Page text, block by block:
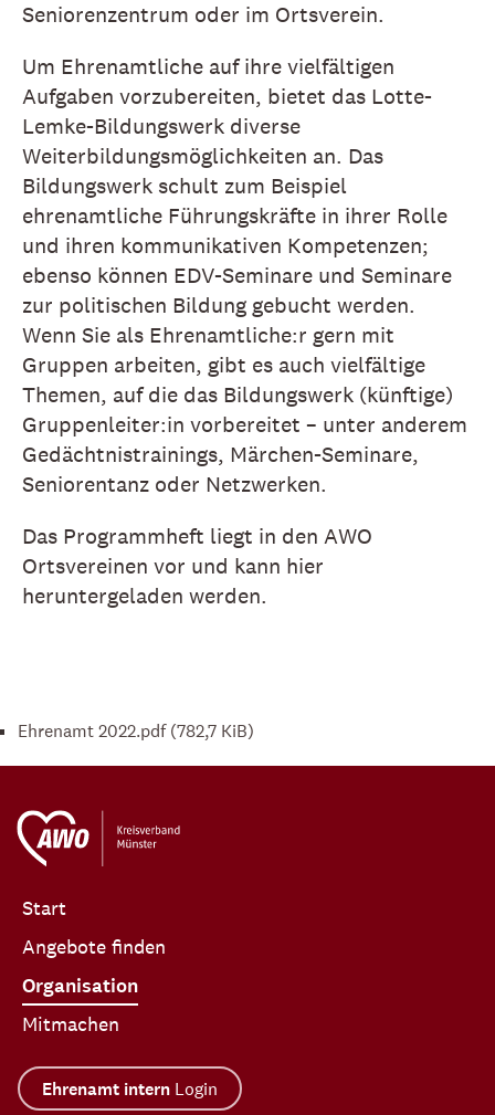
Seniorenzentrum oder im Ortsverein.
Um Ehrenamtliche auf ihre vielfältigen
Aufgaben vorzubereiten, bietet das Lotte-
Lemke-Bildungswerk diverse
Weiterbildungsmöglichkeiten an. Das
Bildungswerk schult zum Beispiel
ehrenamtliche Führungskräfte in ihrer Rolle
und ihren kommunikativen Kompetenzen;
ebenso können EDV-Seminare und Seminare
zur politischen Bildung gebucht werden.
Wenn Sie als Ehrenamtliche:r gern mit
Gruppen arbeiten, gibt es auch vielfältige
Themen, auf die das Bildungswerk (künftige)
Gruppenleiter:in vorbereitet – unter anderem
Gedächtnistrainings, Märchen-Seminare,
Seniorentanz oder Netzwerken.
Das Programmheft liegt in den AWO
Ortsvereinen vor und kann hier
heruntergeladen werden.
Ehrenamt 2022.pdf (782,7 KiB)
Start
Angebote finden
Organisation
Mitmachen
Ehrenamt intern Login